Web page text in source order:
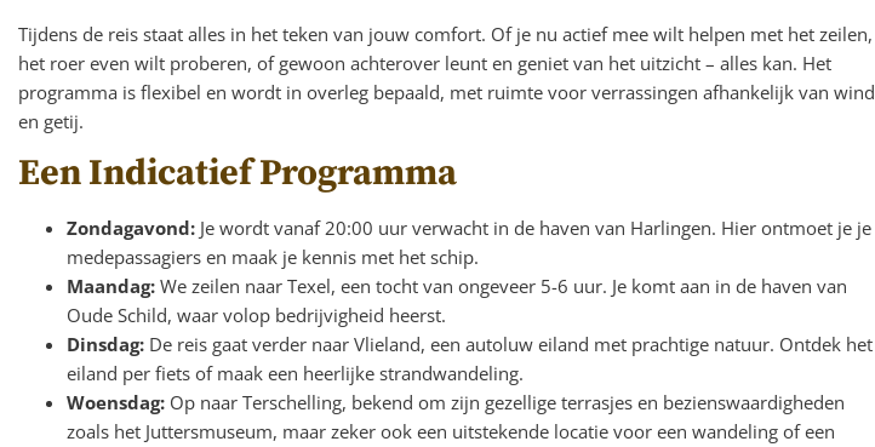
Tijdens de reis staat alles in het teken van jouw comfort. Of je nu actief mee wilt helpen met het zeilen,
het roer even wilt proberen, of gewoon achterover leunt en geniet van het uitzicht – alles kan. Het
programma is flexibel en wordt in overleg bepaald, met ruimte voor verrassingen afhankelijk van wind
en getij.
Een Indicatief Programma
Zondagavond: Je wordt vanaf 20:00 uur verwacht in de haven van Harlingen. Hier ontmoet je je
medepassagiers en maak je kennis met het schip.
Maandag: We zeilen naar Texel, een tocht van ongeveer 5-6 uur. Je komt aan in de haven van
Oude Schild, waar volop bedrijvigheid heerst.
Dinsdag: De reis gaat verder naar Vlieland, een autoluw eiland met prachtige natuur. Ontdek het
eiland per fiets of maak een heerlijke strandwandeling.
Woensdag: Op naar Terschelling, bekend om zijn gezellige terrasjes en bezienswaardigheden
zoals het Juttersmuseum, maar zeker ook een uitstekende locatie voor een wandeling of een